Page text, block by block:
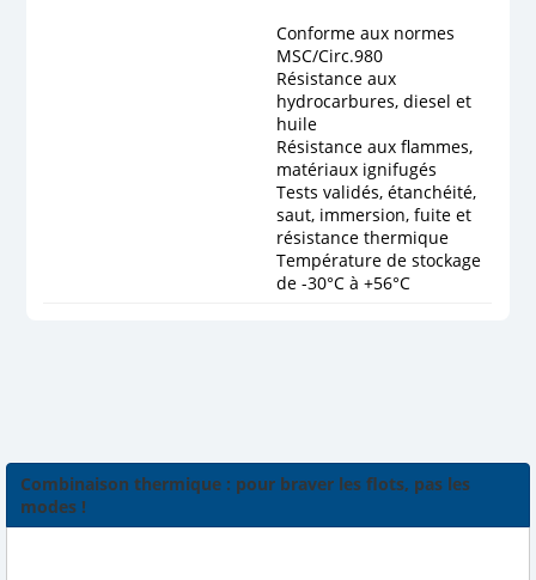
Conforme aux normes
MSC/Circ.980
Résistance aux
hydrocarbures, diesel et
huile
Résistance aux flammes,
matériaux ignifugés
Tests validés, étanchéité,
saut, immersion, fuite et
résistance thermique
Température de stockage
de -30°C à +56°C
Combinaison thermique : pour braver les flots, pas les
modes !